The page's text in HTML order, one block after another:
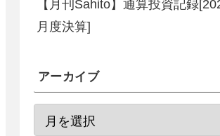
【月刊Sahito】通算投資記録
月度決算]
アーカイブ